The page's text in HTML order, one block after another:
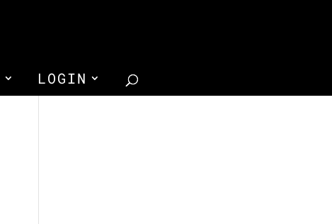
LOGIN